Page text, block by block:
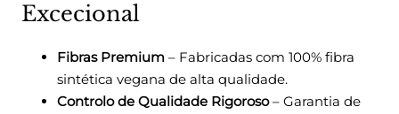
Excecional
Fibras Premium – Fabricadas com 100% fibra
sintética vegana de alta qualidade.
Controlo de Qualidade Rigoroso– Garantia de